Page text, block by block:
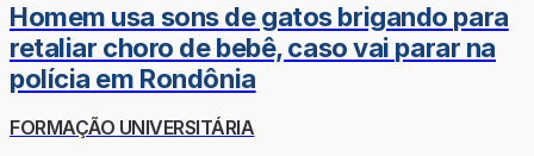
Homem usa sons de gatos brigando para
retaliar choro de bebê, caso vai parar na
polícia em Rondônia
FORMAÇÃO UNIVERSITÁRIA